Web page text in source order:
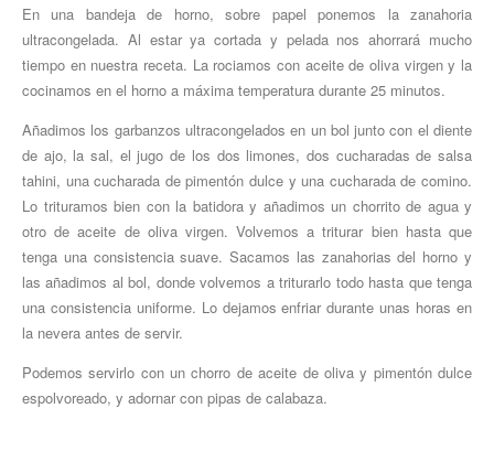
En una bandeja de horno, sobre papel ponemos la zanahoria
ultracongelada. Al estarya cortada y pelada nos ahorrará mucho
tiempo en nuestra receta. La rociamos con aceite de oliva virgen y la
cocinamos en el horno a máxima temperatura durante 25 minutos.
Añadimos los garbanzos ultracongelados en un bol junto con el diente
de ajo, la sal, el jugo de los dos limones, dos cucharadas de salsa
tahini, una cucharada de pimentón dulce y una cucharada de comino.
Lo trituramos bien con la batidora y añadimos un chorrito de agua y
otro de aceite de oliva virgen. Volvemos a triturar bien hasta que
tenga una consistencia suave. Sacamos las zanahorias del horno y
las añadimos al bol, donde volvemos a triturarlo todo hasta que tenga
una consistencia uniforme. Lo dejamos enfriar durante unas horas en
la nevera antes de servir.
Podemos servirlo con un chorro de aceite de oliva y pimentón dulce
espolvoreado, y adornar con pipas de calabaza.